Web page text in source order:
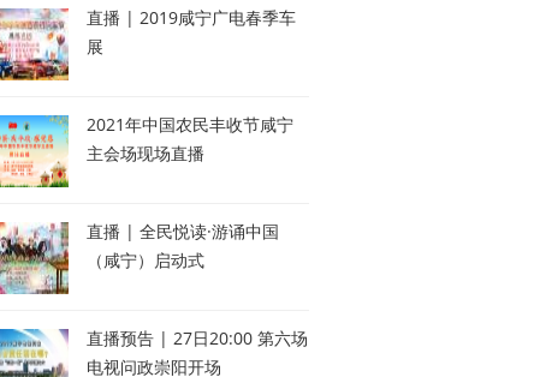
直播 | 2019咸宁广电春季车
展
2021年中国农民丰收节咸宁
主会场现场直播
直播 | 全民悦读·游诵中国
（咸宁）启动式
直播预告 | 27日20:00 第六场
电视问政崇阳开场